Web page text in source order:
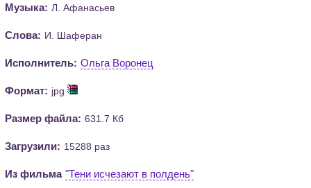
Музыка: Л. Афанасьев
Слова: И. Шаферан
Исполнитель: Ольга Воронец
Формат: jpg
Размер файла: 631.7 Кб
Загрузили: 15288 раз
Из фильма "Тени исчезают в полдень"